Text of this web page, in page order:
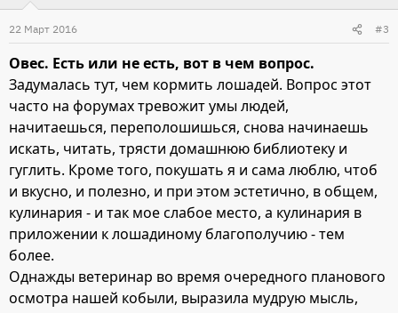
22 Март 2016 #3
Овес. Есть или не есть, вот в чем вопрос.
Задумалась тут, чем кормить лошадей. Вопрос этот
часто на форумах тревожит умы людей,
начитаешься, переполошишься, снова начинаешь
искать, читать, трясти домашнюю библиотеку и
гуглить. Кроме того, покушать я и сама люблю, чтоб
и вкусно, и полезно, и при этом эстетично, в общем,
кулинария - и так мое слабое место, а кулинария в
приложении к лошадиному благополучию - тем
более.
Однажды ветеринар во время очередного планового
осмотра нашей кобыли, выразила мудрую мысль,